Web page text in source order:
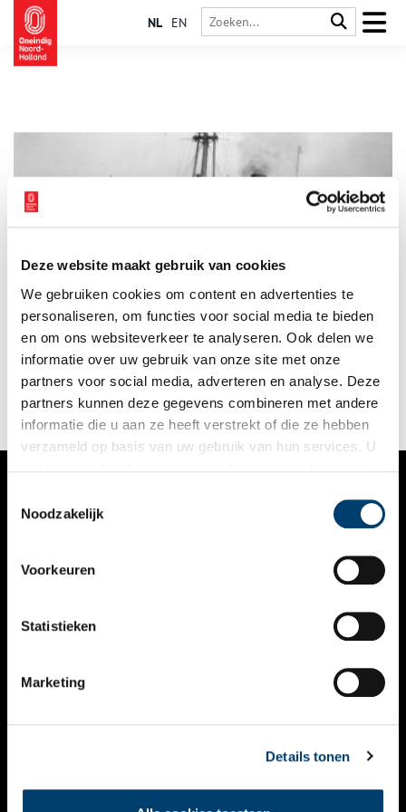
Deze website maakt gebruik van cookies
We gebruiken cookies om content en advertenties te
personaliseren, om functies voor social media te bieden
en om ons websiteverkeer te analyseren. Ook delen we
informatie over uw gebruik van onze site met onze
partners voor social media, adverteren en analyse. Deze
partners kunnen deze gegevens combineren met andere
informatie die u aan ze heeft verstrekt of die ze hebben
verzameld op basis van uw gebruik van hun services. U
Noodzakelijk
Voorkeuren
Statistieken
Marketing
Details tonen
NL EN
Vele Nederlandse zeelieden waren tijdens de Tweede
Wereldoorlog vijf jaar lang van huis. Zo ook Laurens Johannes
Swart (1891-1977). Op 19 april 1940 voer hij als chef
hofmeester uit op het m.s. Tanimbar van de Stoomvaart
Maatschappij Nederland (SMN), om pas weer in juli 1945 per
m.s. Salland van de Koninklijke Hollandsche Lloyd (KHL) naar
huis terug te keren. Een reis die een oorlog lang duurde.
VERHALEN
KALENDER
THEMA’S
VIDEO’S
CONTACT